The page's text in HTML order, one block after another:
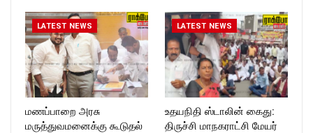
LATEST NEWS
மணப்பாறை அரசு
மருத்துவமனைக்கு கூடுதல்
LATEST NEWS
உதயநிதி ஸ்டாலின் கைது:
திருச்சி மாநகராட்சி மேயர்